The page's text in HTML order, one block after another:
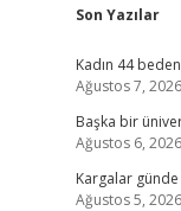
Son Yazılar
Kadın 44
Ağustos 7, 2026
Başka bir
Ağustos 6, 2026
Kargalar
Ağustos 5, 2026